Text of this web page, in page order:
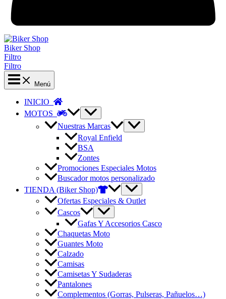
Biker Shop
Filtro
Filtro
Menú
INICIO
MOTOS
Nuestras Marcas
Royal Enfield
BSA
Zontes
Promociones Especiales Motos
Buscador motos personalizado
TIENDA (Biker Shop)
Ofertas Especiales & Outlet
Cascos
Gafas Y Accesorios Casco
Chaquetas Moto
Guantes Moto
Calzado
Camisas
Camisetas Y Sudaderas
Pantalones
Complementos (Gorras, Pulseras, Pañuelos…)